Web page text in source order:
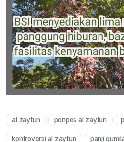
al zaytun ponpes al zaytun
kontroversi al zaytun panji